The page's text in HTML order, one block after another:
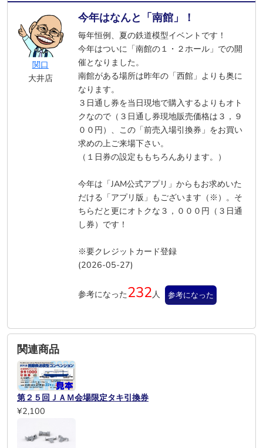
関口
大井店
今年はなんと「南館」！
毎年恒例、夏の鉄道模型イベントです！
今年はついに「南館の１・２ホール」での開
催となりました。
南館がある場所は昨年の「西館」よりも奥に
なります。
３日通し券を当日現地で購入するよりもオト
クなので（３日通し券現地販売価格は３，９
００円）、この「前売入場引換券」をお買い
求めの上ご来場下さい。
（１日券の設定ももちろんあります。）
今年は「JAM公式アプリ」からもお求めいた
だける「アプリ版」もございます（※）。そ
ちらだと更にオトクな３，０００円（３日通
し券）です！
※要クレジットカード登録
(2026-05-27)
参考になった232人 参考になった
関連商品
第２５回ＪＡＭ会場限定タキ引換券
¥2,100